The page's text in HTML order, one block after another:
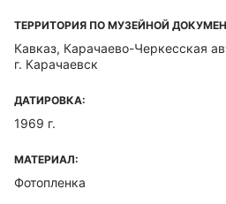
ТЕРРИТОРИЯ ПО МУЗЕЙНОЙ
Кавказ, Карачаево-Черкесская
г. Карачаевск
ДАТИРОВКА:
1969 г.
МАТЕРИАЛ:
Фотопленка